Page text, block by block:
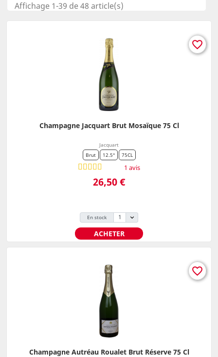
Affichage 1-39 de 48 article(s)
Champagne Jacquart Brut Mosaïque 75 Cl
Jacquart
Brut
12.5° 75CL
1 avis
Prix
26,50 €
En stock
ACHETER
favorite_border
Champagne Autréau Roualet Brut Réserve 75 Cl
favorite_border